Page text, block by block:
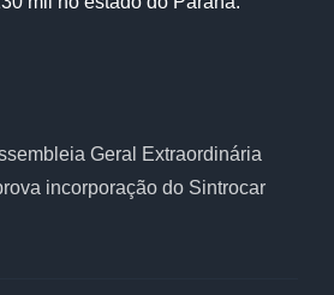
Geral Extraordinária
incorporação do Sintrocar